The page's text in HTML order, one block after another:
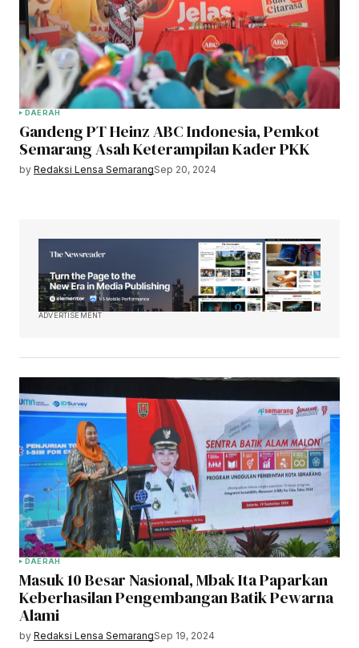
DAERAH
Gandeng PT Heinz ABC Indonesia, Pemkot
Semarang Asah Keterampilan Kader PKK
by Redaksi Lensa SemarangSep 20, 2024
ADVERTISEMENT
DAERAH
Masuk 10 Besar Nasional, Mbak Ita Paparkan
Keberhasilan Pengembangan Batik Pewarna
Alami
by Redaksi Lensa SemarangSep 19, 2024